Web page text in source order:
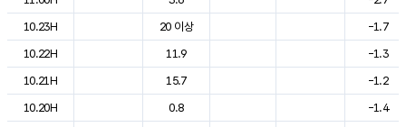
10.23H
20 이상
-1.7
10.22H
11.9
-1.3
10.21H
15.7
-1.2
10.20H
0.8
-1.4